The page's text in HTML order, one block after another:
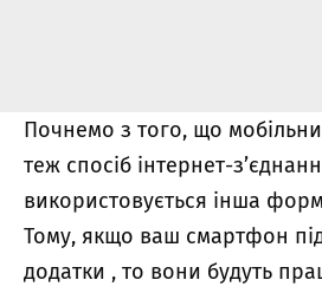
Почнемо з того, що
теж спосіб інтернет-
використовується інша
Тому, якщо ваш смартфон
додатки , то вони будуть